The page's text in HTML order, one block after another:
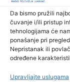
Da bismo pružili
čuvanje i/ili pristup
tehnologijama će
ponašanje pri
Nepristanak ili
određene
Upravljajte uslugama